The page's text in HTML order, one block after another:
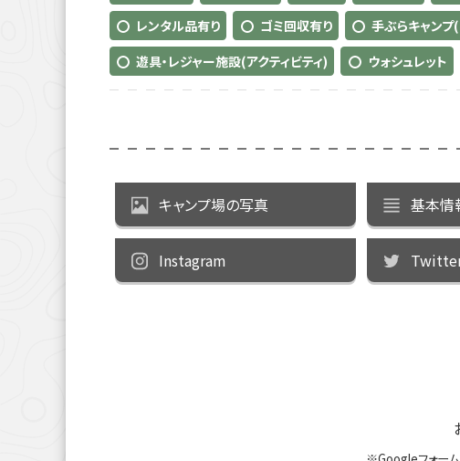
レンタル品有り
ゴミ回収有り
手ぶらキャン
遊具・レジャー施設(アクティビティ)
ウォシュレット
キャンプ場の写真 基本情
Instagram